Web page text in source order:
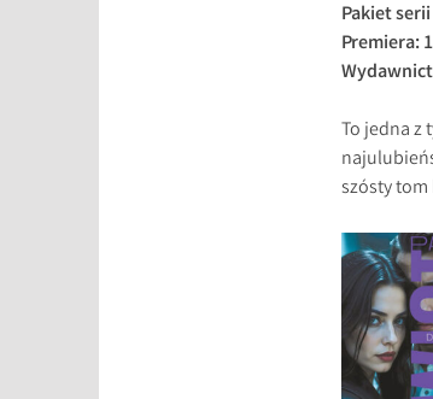
Pakiet
Premiera:
To jedna z
szósty tom